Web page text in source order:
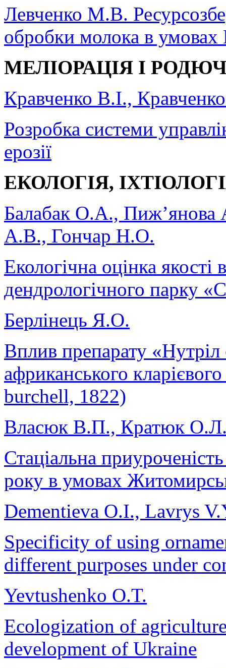
Левченко М.В.
обробки молока в умовах
МЕЛІОРАЦІЯ І
Кравченко В.І.,
Розробка системи
ерозії
ЕКОЛОГІЯ,
Балабак О.А., Пиж’янова
А.В., Гончар Н.О.
Екологічна оцінка
дендрологічного парку
Берлінець Я.О.
Вплив препарату «Нутріл
африканського
burchell, 1822)
Власюк В.П., Кратюк
Стаціальна
року в умовах
Dementieva О.І., Lavrys
Specificity of using
different purposes under
Yevtushenko O.T.
Ecologization of
development of Ukraine